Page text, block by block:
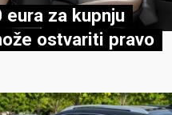
eura za kupnju
ostvariti pravo